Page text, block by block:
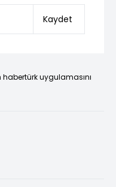
Kaydet
uygulamasını